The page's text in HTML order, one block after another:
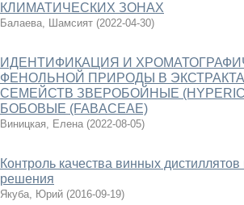
КЛИМАТИЧЕСКИХ ЗОНАХ
Балаева, Шамсият (2022-04-30)
ИДЕНТИФИКАЦИЯ И
ФЕНОЛЬНОЙ ПРИРОДЫ В
СЕМЕЙСТВ ЗВЕРОБОЙНЫЕ
БОБОВЫЕ (FABACEAE)
Виницкая, Елена (2022-08-05)
Контроль качества винных
решения
Якуба, Юрий (2016-09-19)